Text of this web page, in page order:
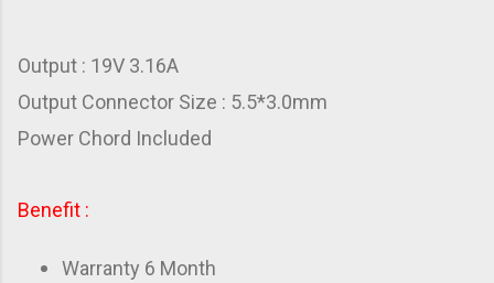
Output : 19V 3.16A
Output Connector Size : 5.5*3.0mm
Power Chord Included
Benefit :
Warranty 6 Month